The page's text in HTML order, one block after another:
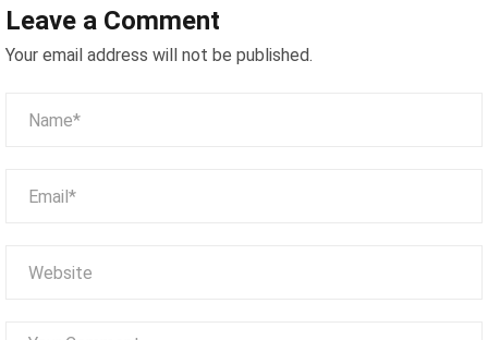
Hành Trình Khám Phá Thế
Giới Đồ Chơi & Văn Hóa Mới
Leave a Comment
Your email address will not be published.